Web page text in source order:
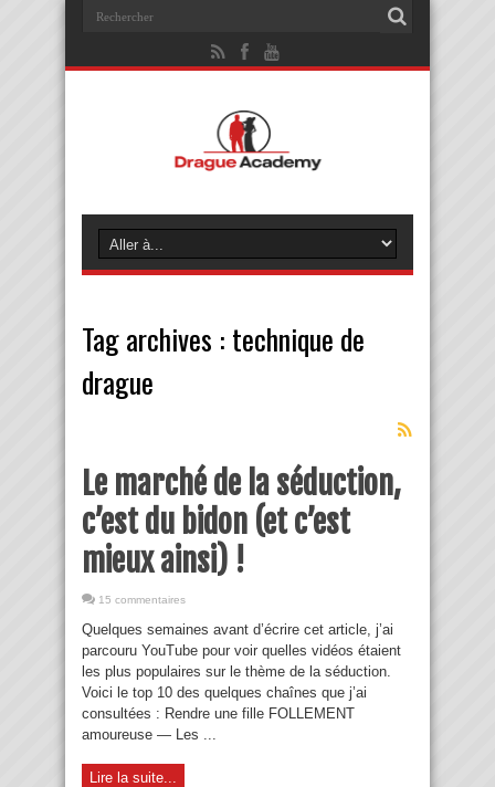
Tag archives : technique de
drague
Le marché de la séduction,
c’est du bidon (et c’est
mieux ainsi) !
15 commentaires
Quelques semaines avant d’écrire cet article, j’ai
parcouru YouTube pour voir quelles vidéos étaient
les plus populaires sur le thème de la séduction.
Voici le top 10 des quelques chaînes que j’ai
consultées : Rendre une fille FOLLEMENT
amoureuse — Les ...
Lire la suite...